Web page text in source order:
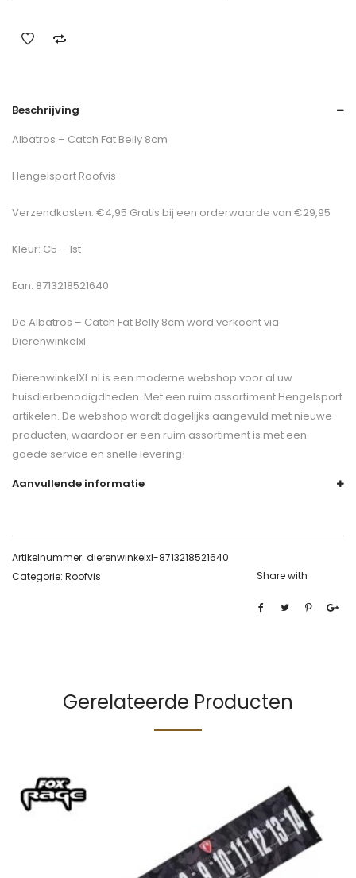
Beschrijving
Albatros – Catch Fat Belly 8cm
Hengelsport Roofvis
Verzendkosten: €4,95 Gratis bij een orderwaarde van €29,95
Kleur: C5 – 1st
Ean: 8713218521640
De Albatros – Catch Fat Belly 8cm word verkocht via
Dierenwinkelxl
DierenwinkelXL.nl is een moderne webshop voor al uw
huisdierbenodigdheden. Met een ruim assortiment Hengelsport
artikelen. De webshop wordt dagelijks aangevuld met nieuwe
producten, waardoor er een ruim assortiment is met een
goede service en snelle levering!
Aanvullende informatie
Artikelnummer: dierenwinkelxl-8713218521640
Categorie: Roofvis Share with
Gerelateerde Producten